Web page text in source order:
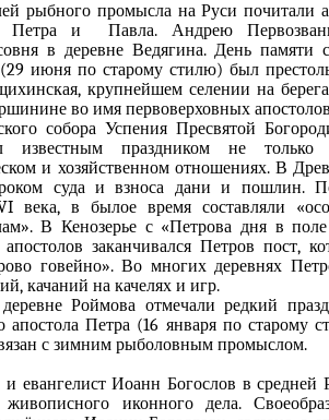
рыбного промысла на Руси почитали
Петра и Павла. Андрею
в деревне Ведягина. День памяти
июня по старому стилю) был
крупнейшем селении на
во имя первоверховных
собора Успения Пресвятой
праздником не только
и хозяйственном отношениях. В
суда и взноса дани и пошлин.
века, в былое время составляли
В Кенозерье с «Петрова дня в
заканчивался Петров пост,
говейно». Во многих деревнях
качаний на качелях и игр.
Роймова отмечали редкий
апостола Петра (16 января по старому
с зимним рыболовным промыслом.
и евангелист Иоанн Богослов в средней
иконного дела.